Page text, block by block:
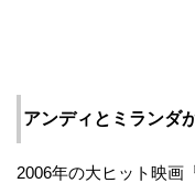
アンディとミランダ
2006年の大ヒット映画